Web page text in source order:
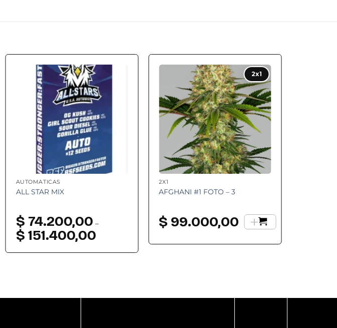
wishlist
AUTOMÁTICAS
ALL STAR MIX
$ 74.200,00 –
$ 151.400,00Rango
de
desde
2x1
Add to
wishlist
2X1
AFGHANI #1 FOTO – 3
$ 99.000,00 +